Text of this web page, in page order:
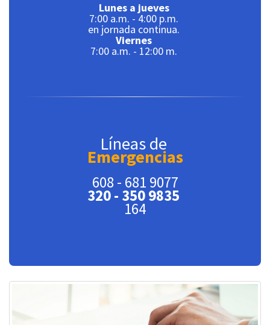
Lunes a jueves
7:00 a.m. - 4:00 p.m.
en jornada continua.
Viernes
7:00 a.m. - 12:00 m.
Líneas de
Emergencias
608 - 681 9077
320 - 350 9835
164